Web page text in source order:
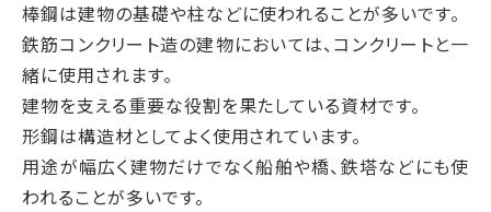
棒鋼は建物の基礎や柱などに使われることが多いです。
鉄筋コンクリート造の建物においては、コンクリートと一
緒に使用されます。
建物を支える重要な役割を果たしている資材です。
形鋼は構造材としてよく使用されています。
用途が幅広く建物だけでなく船舶や橋、鉄塔などにも使
われることが多いです。